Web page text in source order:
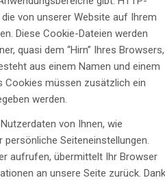
von unserer Website auf Ihrem
Diese Cookie-Dateien werden
quasi dem “Hirn” Ihres Browsers,
aus einem Namen und einem
Cookies müssen zusätzlich ein
werden.
von Ihnen, wie
Seiteneinstellungen.
aufrufen, übermittelt Ihr Browser
an unsere Seite zurück. Dank